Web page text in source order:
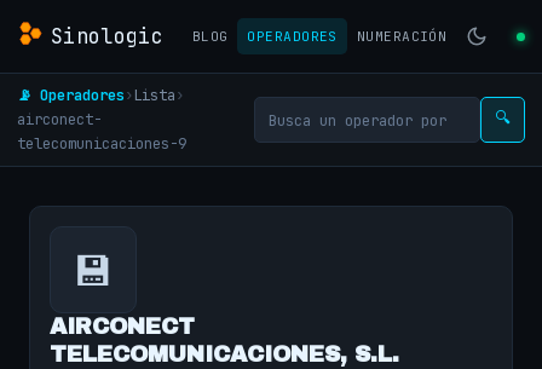
Sinologic BLOG OPERADORES NUMERACIÓN
📡 Operadores› Lista›
airconect-
telecomunicaciones-9
🔍
💾
AIRCONECT
TELECOMUNICACIONES, S.L.